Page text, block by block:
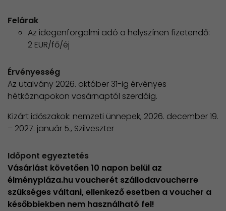
Felárak
Az idegenforgalmi adó a helyszínen fizetendő:
2 EUR/fő/éj
Érvényesség
Az utalvány 2026. október 31-ig érvényes
hétköznapokon vasárnaptól szerdáig.
Kizárt időszakok: nemzeti ünnepek, 2026. december 19.
– 2027. január 5., Szilveszter
Időpont egyeztetés
Vásárlást követően 10 napon belül az
élménypláza.hu voucherét szállodavoucherre
szükséges váltani, ellenkező esetben a voucher a
későbbiekben nem használható fel!